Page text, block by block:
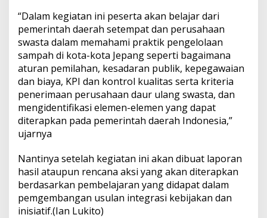
“Dalam kegiatan ini peserta akan belajar dari
pemerintah daerah setempat dan perusahaan
swasta dalam memahami praktik pengelolaan
sampah di kota-kota Jepang seperti bagaimana
aturan pemilahan, kesadaran publik, kepegawaian
dan biaya, KPI dan kontrol kualitas serta kriteria
penerimaan perusahaan daur ulang swasta, dan
mengidentifikasi elemen-elemen yang dapat
diterapkan pada pemerintah daerah Indonesia,”
ujarnya
Nantinya setelah kegiatan ini akan dibuat laporan
hasil ataupun rencana aksi yang akan diterapkan
berdasarkan pembelajaran yang didapat dalam
pemgembangan usulan integrasi kebijakan dan
inisiatif.(Ian Lukito)